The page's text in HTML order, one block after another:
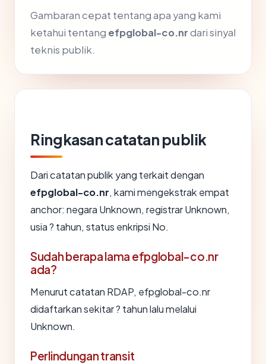
Gambaran cepat tentang apa yang kami
ketahui tentang efpglobal-co.nrdari sinyal
teknis publik.
Ringkasan catatan publik
Dari catatan publik yang terkait dengan
efpglobal-co.nr, kami mengekstrak empat
anchor: negara Unknown, registrar Unknown,
usia ? tahun, status enkripsi No.
Sudah berapa lama efpglobal-co.nr
ada?
Menurut catatan RDAP, efpglobal-co.nr
didaftarkan sekitar ? tahun lalu melalui
Unknown.
Perlindungan transit